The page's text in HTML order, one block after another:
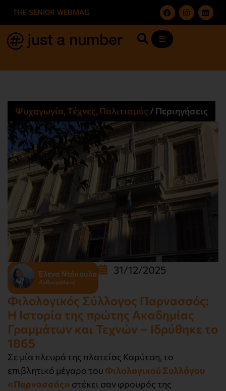
THE SENIOR WEBMAG
Ψυχαγωγία, Τέχνες, Πολιτισμός /Περιηγήσεις
Έλενα Ντάκουλα
Αρθρογράφος
31/12/2025
Φιλολογικός Σύλλογος Παρνασσός:
Η Ιστορία της πρώτης Ακαδημίας
Γραμμάτων και Τεχνών – Ιδρύθηκε το
1865
Σε μία πλευρά της πλατείας Καρύτση, το
επιβλητικό μέγαρο του Φιλολογικού Συλλόγου
«Παρνασσός» στέκει σαν φρουρός της